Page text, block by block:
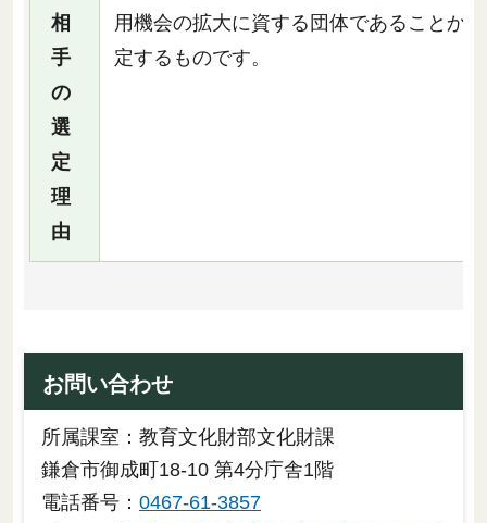
相
手
の
選
定
理
由
用機会の拡大に資する団体であることか
定するものです。
お問い合わせ
所属課室：教育文化財部文化財課
鎌倉市御成町18-10 第4分庁舎1階
電話番号： 0467-61-3857